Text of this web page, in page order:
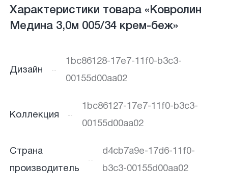
Характеристики товара «Ковролин
Медина 3,0м 005/34 крем-беж»
Дизайн
1bc86128-17e7-11f0-b3c3-
00155d00aa02
Коллекция
1bc86127-17e7-11f0-b3c3-
00155d00aa02
Страна
производитель
d4cb7a9e-17d6-11f0-
b3c3-00155d00aa02